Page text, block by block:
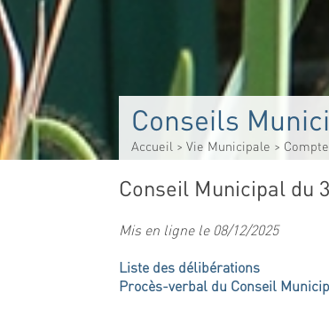
Conseils
Accueil > Vie Municipale >
Conseil Municipal du
Mis en ligne le 08/12/2025
Liste des délibérations
Procès-verbal du Conseil